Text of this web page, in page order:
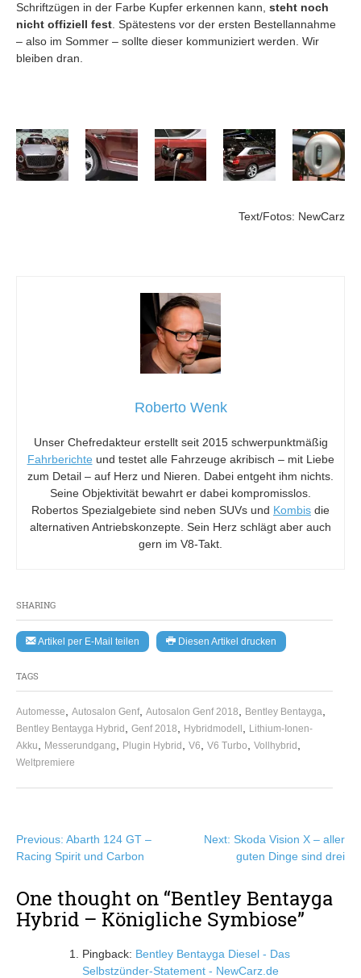
SHARING
Artikel per E-Mail teilen Diesen Artikel drucken
TAGS
Automesse Autosalon Genf, Autosalon Genf 2018 Bentley Bentayga
Bentley Bentayga Hybrid Genf 2018 Hybridmodell
Lithium-Ionen-
Akku
Messerundgang Plugin Hybrid V6 V6 Turbo Vollhybrid
Weltpremiere
Schriftzügen in der Farbe Kupfer erkennen kann, steht noch
nicht offiziell fest . Spätestens vor der ersten Bestellannahme
– also im Sommer – sollte dieser kommuniziert werden. Wir
bleiben dran.
Text/Fotos: NewCarz
Roberto Wenk
Unser Chefredakteur erstellt seit 2015 schwerpunktmäßig
Fahrberichte und testet alle Fahrzeuge akribisch – mit Liebe
zum Detail – auf Herz und Nieren. Dabei entgeht ihm nichts.
Seine Objektivität bewahrt er dabei kompromisslos.
Robertos Spezialgebiete sind neben SUVs und Kombis die
alternativen Antriebskonzepte. Sein Herz schlägt aber auch
gern im V8-Takt.
Beitragsnavigation
Previous: Abarth 124 GT –
Racing Spirit und Carbon
Next: Skoda Vision X – aller
guten Dinge sind drei
One thought on “Bentley Bentayga
Hybrid – Königliche Symbiose”
Pingback: Bentley Bentayga Diesel - Das
Selbstzünder-Statement - NewCarz.de